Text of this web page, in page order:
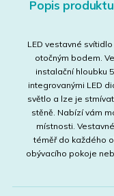
Popis produktu
LED vestavné
otočným bodem.
instalační hloubku
integrovanými LED
světlo a lze je
stěně. Nabízí vám
místnosti.
téměř do každého
obývacího pokoje